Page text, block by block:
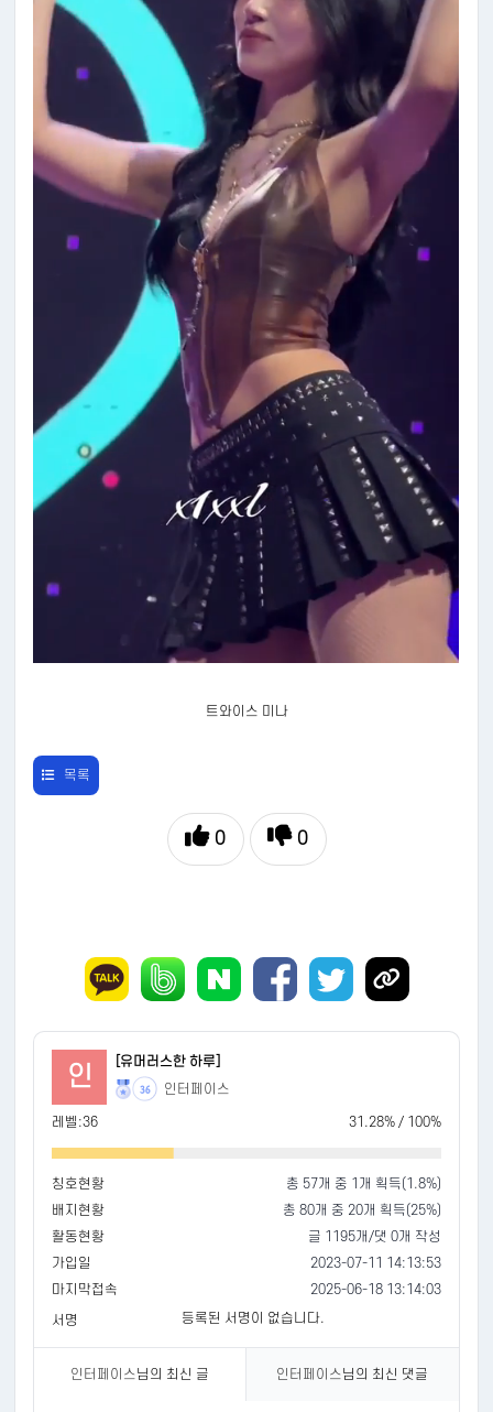
트와이스 미나
목록
0 0
인
[유머러스한 하루]
36 인터페이스
레벨:36 31.28% / 100%
칭호현황
총 57개 중 1개 획득(1.8%)
배지현황
총 80개 중 20개 획득(25%)
활동현황
글 1195개/댓 0개 작성
가입일
2023-07-11 14:13:53
마지막접속
2025-06-18 13:14:03
서명
등록된 서명이 없습니다.
인터페이스님의 최신 글 인터페이스님의 최신 댓글